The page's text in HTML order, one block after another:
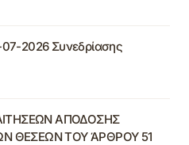
2026 Συνεδρίασης
ΑΠΟΔΟΣΗΣ
ΘΕΣΕΩΝ ΤΟΥ ΆΡΘΡΟΥ 51